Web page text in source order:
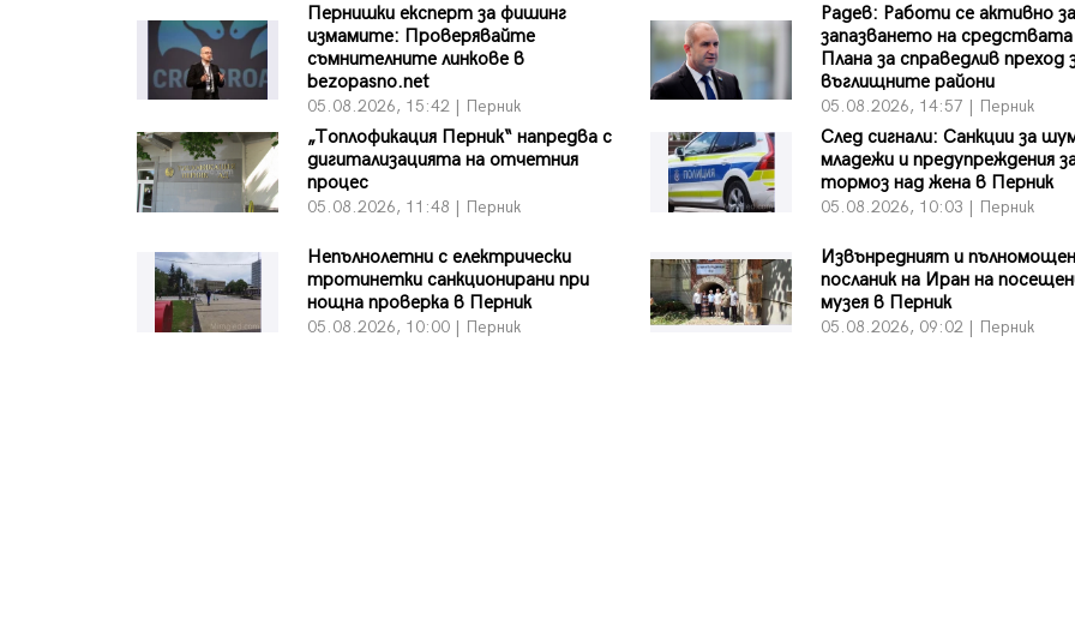
Пернишки експерт за фишинг
измамите: Проверявайте
съмнителните линкове в
bezopasno.net
05.08.2026, 15:42 | Перник
Радев: Работи се активно за
запазването на
Плана за справедлив преход
въглищните райони
05.08.2026, 14:57 | Перник
„Топлофикация Перник“ напредва с
дигитализацията на отчетния
процес
05.08.2026, 11:48 | Перник
След сигнали: Санкции за
младежи и предупреждения
тормоз над жена в Перник
05.08.2026, 10:03 | Перник
Непълнолетни с електрически
тротинетки санкционирани при
нощна проверка в Перник
05.08.2026, 10:00 | Перник
Извънредният и пълномощен
посланик на Иран на
музея в Перник
05.08.2026, 09:02 | Перник